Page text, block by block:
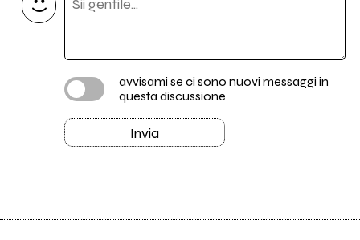
avvisami se ci sono nuovi messaggi in
questa discussione
Invia